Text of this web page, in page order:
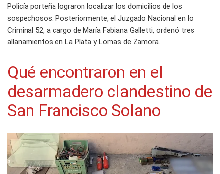
Policía porteña lograron localizar los domicilios de los
sospechosos. Posteriormente, el Juzgado Nacional en lo
Criminal 52, a cargo de María Fabiana Galletti, ordenó tres
allanamientos en La Plata y Lomas de Zamora.
Qué encontraron en el
desarmadero clandestino de
San Francisco Solano